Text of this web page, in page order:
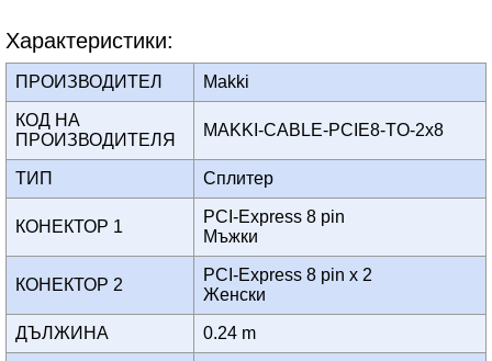
Характеристики:
ПРОИЗВОДИТЕЛ Makki
КОД НА
ПРОИЗВОДИТЕЛЯ
MAKKI-CABLE-PCIE8-TO-2x8
ТИП Сплитер
КОНЕКТОР 1
PCI-Express 8 pin
Мъжки
КОНЕКТОР 2
PCI-Express 8 pin x 2
Женски
ДЪЛЖИНА 0.24 m